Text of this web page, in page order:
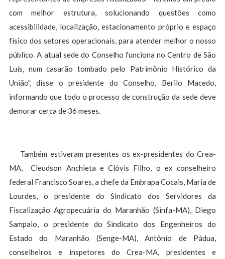
com melhor estrutura, solucionando questões como
acessibilidade, localização, estacionamento próprio e espaço
físico dos setores operacionais, para atender melhor o nosso
público. A atual sede do Conselho funciona no Centro de São
Luís, num casarão tombado pelo Patrimônio Histórico da
União”, disse o presidente do Conselho, Berilo Macedo,
informando que todo o processo de construção da sede deve
demorar cerca de 36 meses.
Também estiveram presentes os ex-presidentes do Crea-
MA, Cleudson Anchieta e Clóvis Filho, o ex conselheiro
federal Francisco Soares, a chefe da Embrapa Cocais, Maria de
Lourdes, o presidente do Sindicato dos Servidores da
Fiscalização Agropecuária do Maranhão (Sinfa-MA), Diego
Sampaio, o presidente do Sindicato dos Engenheiros do
Estado do Maranhão (Senge-MA), Antônio de Pádua,
conselheiros e inspetores do Crea-MA, presidentes e